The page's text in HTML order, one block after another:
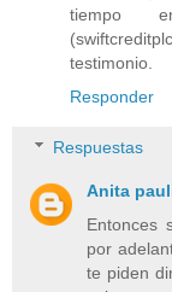
tiempo
testimonio.
Responder
Respuestas
Anita
Entonces
por
te piden